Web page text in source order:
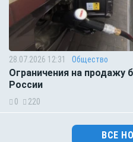
28.07.2026 12:31 Общество
Ограничения на продажу
России
0 220
ВСЕ